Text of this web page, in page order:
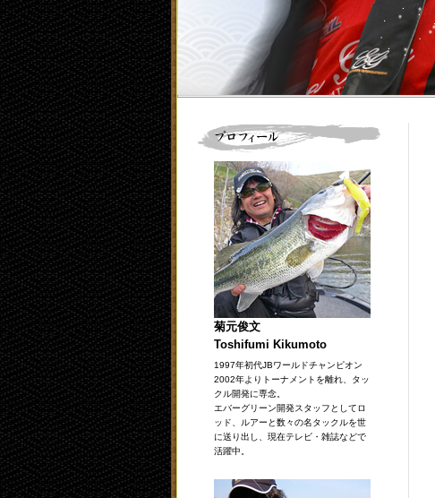
菊元俊文
Toshifumi Kikumoto
1997年初代JBワールドチャンピオン
2002年よりトーナメントを離れ、タッ
クル開発に専念。
エバーグリーン開発スタッフとしてロ
ッド、ルアーと数々の名タックルを世
に送り出し、現在テレビ・雑誌などで
活躍中。